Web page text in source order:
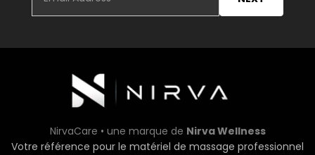
NirvaCare • une marque de Nirva Wellness
Votre référence pour le matériel de massage professionnel